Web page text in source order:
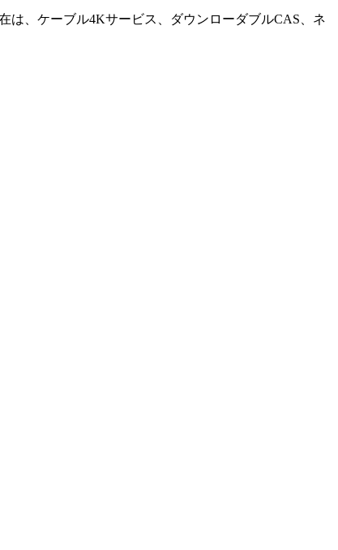
は、ケーブル4Kサービス、ダウンローダブルCAS、ネ